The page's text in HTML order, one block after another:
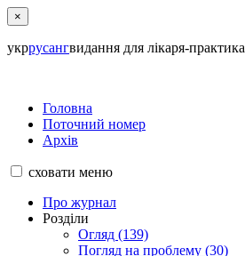
×
укррусангвидання для лікаря-практика
Головна
Поточний номер
Архів
сховати меню
Про журнал
Розділи
Огляд (139)
Погляд на проблему (30)